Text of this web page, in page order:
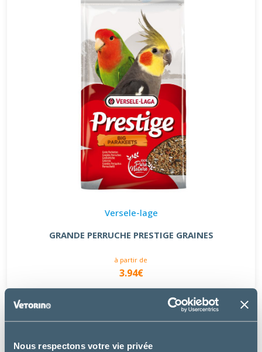
Nous respectons votre vie privée
Versele-lage
GRANDE PERRUCHE PRESTIGE GRAINES
à partir de
3.94€